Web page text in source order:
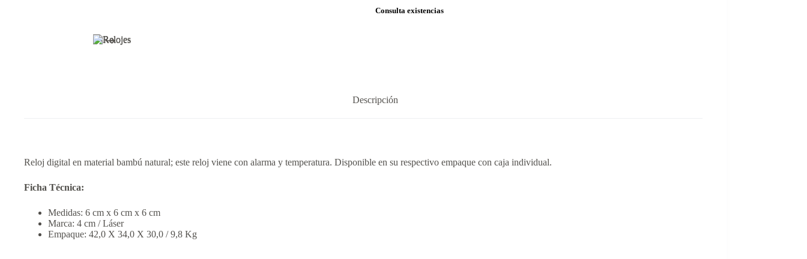
Consulta existencias
Descripción
Reloj digital en material bambú natural; este reloj viene con alarma y temperatura. Disponible en su respectivo empaque con caja individual.
Ficha Técnica:
Medidas: 6 cm x 6 cm x 6 cm
Marca: 4 cm / Láser
Empaque: 42,0 X 34,0 X 30,0 / 9,8 Kg